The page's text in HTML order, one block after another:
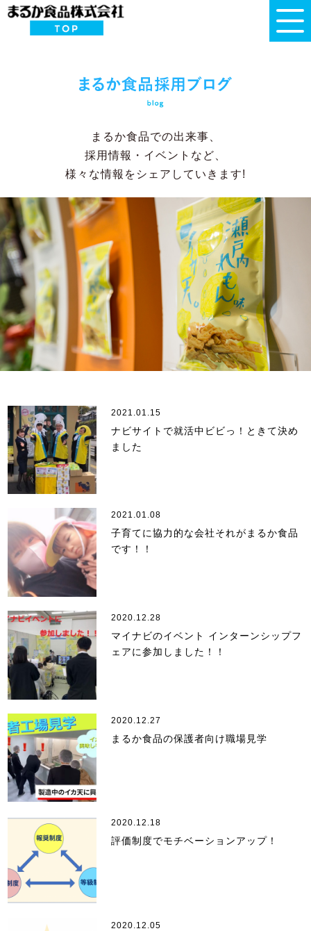
まるか食品での出来事、
採用情報・イベントなど、
様々な情報をシェアしていきます!
2021.01.15
ナビサイトで就活中ビビっ！ときて決め
ました
2021.01.08
子育てに協力的な会社それがまるか食品
です！！
2020.12.28
マイナビのイベント インターンシップフ
ェアに参加しました！！
2020.12.27
まるか食品の保護者向け職場見学
2020.12.18
評価制度でモチベーションアップ！
2020.12.05